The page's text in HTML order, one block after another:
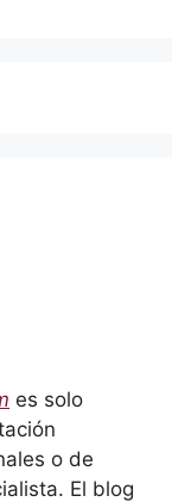
es solo
o de
El blog